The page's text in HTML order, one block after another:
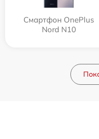
Смартфон OnePlus
Nord N10